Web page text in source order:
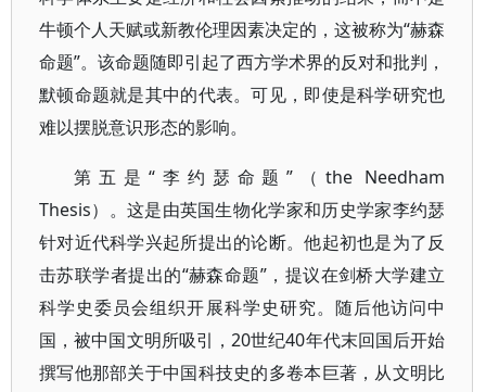
牛顿个人天赋或新教伦理因素决定的，这被称为“赫森
命题”。该命题随即引起了西方学术界的反对和批判，
默顿命题就是其中的代表。可见，即使是科学研究也
难以摆脱意识形态的影响。
第五是“李约瑟命题”（the Needham
Thesis）。这是由英国生物化学家和历史学家李约瑟
针对近代科学兴起所提出的论断。他起初也是为了反
击苏联学者提出的“赫森命题”，提议在剑桥大学建立
科学史委员会组织开展科学史研究。随后他访问中
国，被中国文明所吸引，20世纪40年代末回国后开始
撰写他那部关于中国科技史的多卷本巨著，从文明比